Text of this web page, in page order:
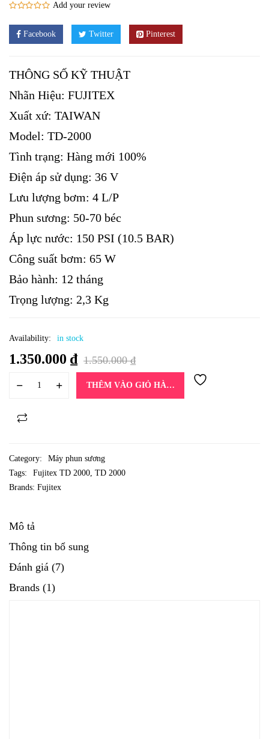
Add your review
Facebook Twitter Pinterest
THÔNG SỐ KỸ THUẬT
Nhãn Hiệu: FUJITEX
Xuất xứ: TAIWAN
Model: TD-2000
Tình trạng: Hàng mới 100%
Điện áp sử dụng: 36 V
Lưu lượng bơm: 4 L/P
Phun sương: 50-70 béc
Áp lực nước: 150 PSI (10.5 BAR)
Công suất bơm: 65 W
Bảo hành: 12 tháng
Trọng lượng: 2,3 Kg
Availability: in stock
1.550.000₫
1.350.000 ₫
THÊM VÀO GIỎ HÀNG
Category:
Máy phun sương
Tags:
Fujitex TD 2000, TD 2000
Brands: Fujitex
Mô tả
Thông tin bổ sung
Đánh giá (7)
Brands (1)